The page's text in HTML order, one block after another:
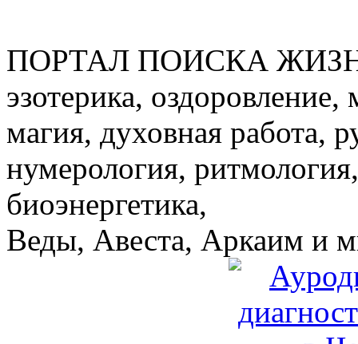
ПОРТАЛ ПОИСКА
эзотерика,
магия, духовная работа,
нумерология,
биоэнергетика,
Веды, Авеста, Аркаим и